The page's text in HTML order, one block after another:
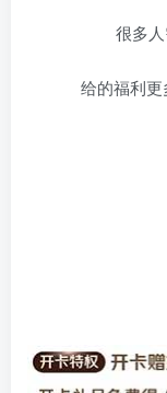
很多
给的福利